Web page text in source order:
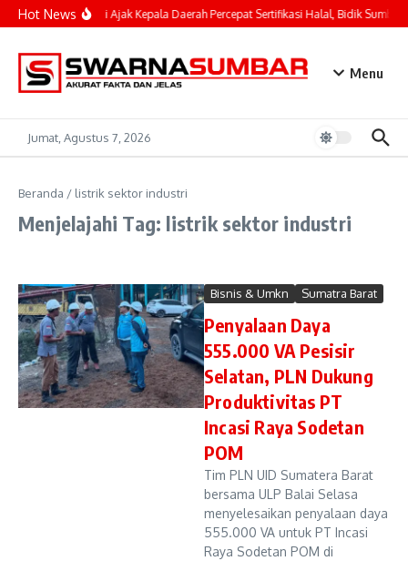
Lewati ke konten
Hot NewsMahyeldi Ajak Kepala Daerah Percepat Sertifikasi Halal, Bidik Sumbar
Menu
Jumat, Agustus 7, 2026
Beranda / listrik sektor industri
Menjelajahi Tag: listrik sektor industri
Bisnis & Umkn Sumatra Barat
Penyalaan Daya
555.000 VA Pesisir
Selatan, PLN Dukung
Produktivitas PT
Incasi Raya Sodetan
POM
Tim PLN UID Sumatera Barat
bersama ULP Balai Selasa
menyelesaikan penyalaan daya
555.000 VA untuk PT Incasi
Raya Sodetan POM di